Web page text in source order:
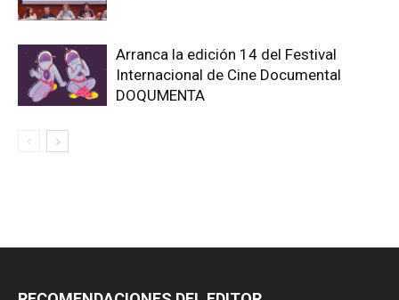
Arranca la edición 14 del Festival
Internacional de Cine Documental
DOQUMENTA